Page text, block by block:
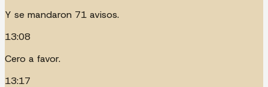
Y se mandaron 71 avisos.
13:08
Cero a favor.
13:17